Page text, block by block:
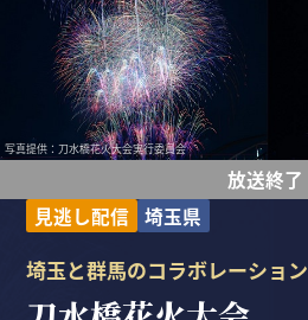
写真提供：刀水橋花火大会実行委員会
放送終了
見逃し配信 埼玉県
埼玉と群馬のコラボレーション